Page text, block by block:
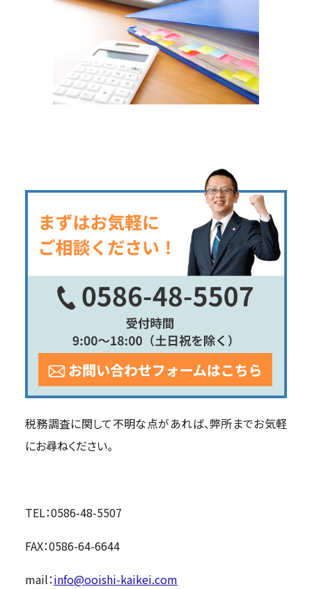
税務調査に関して不明な点があれば、弊所までお気軽
にお尋ねください。
TEL：0586-48-5507
FAX：0586-64-6644
mail：info@ooishi-kaikei.com